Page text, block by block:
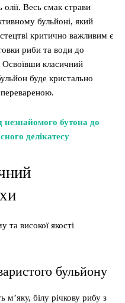
олії. Весь смак страви
бульйоні, який
критично важливим є
риби та води до
Освоївши класичний
буде кристально
бутона до
делікатесу
та високої якості
бульйону
м’яку, білу річкову рибу з